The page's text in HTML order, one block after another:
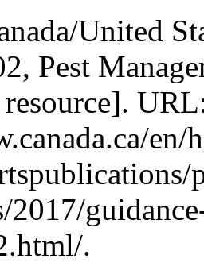
United
Pest
en/
2017/
.